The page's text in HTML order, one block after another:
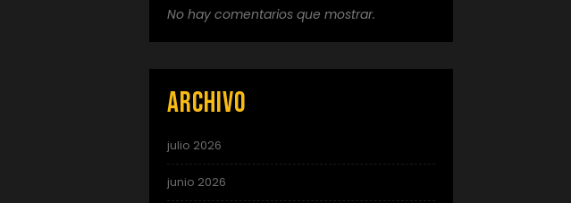
No hay comentarios que mostrar.
Archivo
julio 2026
junio 2026